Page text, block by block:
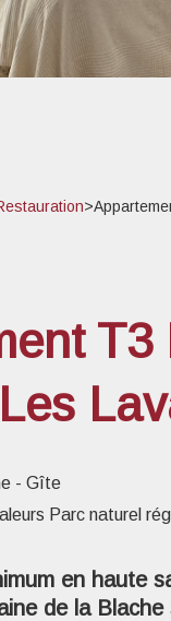
>
- Gîte
Parc naturel
en haute
de la